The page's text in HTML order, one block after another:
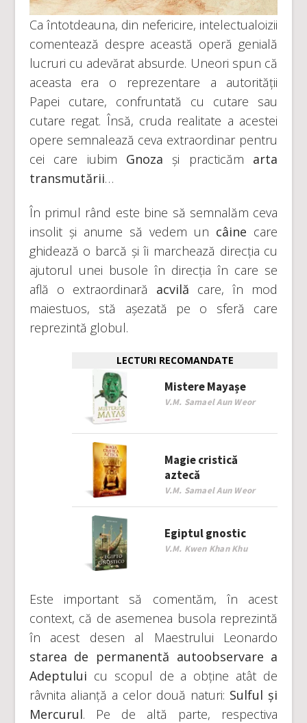
Ca întotdeauna, din nefericire, intelectualoizii
comentează despre această operă genială
lucruri cu adevărat absurde. Uneori spun că
aceasta era o reprezentare a autorității
Papei cutare, confruntată cu cutare sau
cutare regat. Însă, cruda realitate a acestei
opere semnalează ceva extraordinar pentru
cei care iubim Gnoza și practicăm arta
transmutării…
În primul rând este bine să semnalăm ceva
insolit și anume să vedem un câine care
ghidează o barcă și îi marchează direcția cu
ajutorul unei busole în direcția în care se
află o extraordinară acvilă care, în mod
maiestuos, stă așezată pe o sferă care
reprezintă globul.
LECTURI RECOMANDATE
Mistere Mayașe
V.M. Samael Aun Weor
Magie cristică
aztecă
V.M. Samael Aun Weor
Egiptul gnostic
V.M. Kwen Khan Khu
Este important să comentăm, în acest
context, că de asemenea busola reprezintă
în acest desen al Maestrului Leonardo
starea de permanentă autoobservare a
Adeptului cu scopul de a obține atât de
râvnita alianță a celor două naturi: Sulful și
Mercurul. Pe de altă parte, respectiva